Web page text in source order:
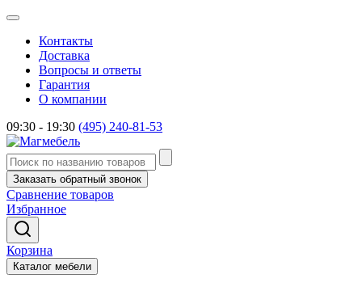
Контакты
Доставка
Вопросы и ответы
Гарантия
О компании
09:30 - 19:30 (495) 240-81-53
Заказать обратный звонок
Сравнение товаров
Избранное
Корзина
Каталог мебели